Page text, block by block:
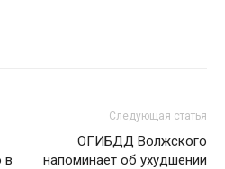
в
Следующая статья
ОГИБДД Волжского
напоминает об ухудшении